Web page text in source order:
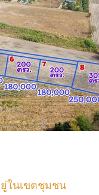
ในเขตชุมชน